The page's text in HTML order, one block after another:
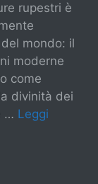
rupestri è
del mondo: il
moderne
come
divinità dei
… Leggi